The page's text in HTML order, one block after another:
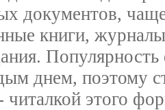
документов,
книги,
днем, поэтому
этого